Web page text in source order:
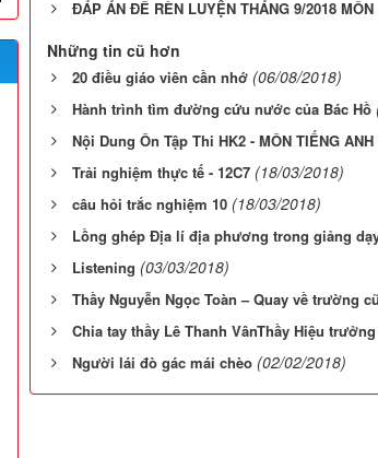
ĐÁP ÁN ĐỀ RÈN LUYỆN THÁNG 9/2018 MÔN
Những tin cũ hơn
20 điều giáo viên cần nhớ (06/08/2018)
Hành trình tìm đường cứu nước của Bác Hồ
Nội Dung Ôn Tập Thi HK2 - MÔN TIẾNG ANH
Trải nghiệm thực tế - 12C7 (18/03/2018)
câu hỏi trắc nghiệm 10 (18/03/2018)
Lồng ghép Địa lí địa phương trong giảng
Listening (03/03/2018)
Thầy Nguyễn Ngọc Toàn – Quay về trường
Chia tay thầy Lê Thanh VânThầy Hiệu
Người lái đò gác mái chèo (02/02/2018)